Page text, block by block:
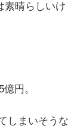
素晴らしいけ
円。
しまいそうな